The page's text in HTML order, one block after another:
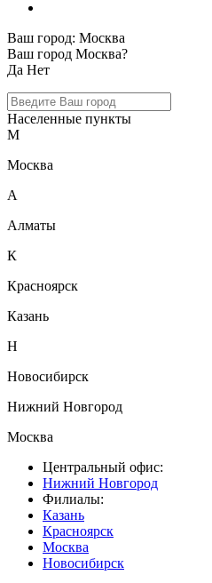
Ваш город: Москва
Ваш город Москва?
Да Нет
Населенные пункты
М
Москва
А
Алматы
К
Красноярск
Казань
Н
Новосибирск
Нижний Новгород
Москва
Центральный офис:
Нижний Новгород
Филиалы:
Казань
Красноярск
Москва
Новосибирск